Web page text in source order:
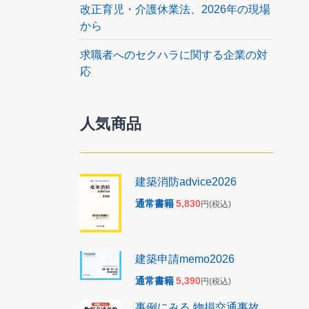
改正育児・介護休業法、2026年の現場
から
求職者へのセクハラに関する企業の対
応
人気商品
建築消防advice2026
通常書籍5,830円(税込)
建築申請memo2026
通常書籍5,390円(税込)